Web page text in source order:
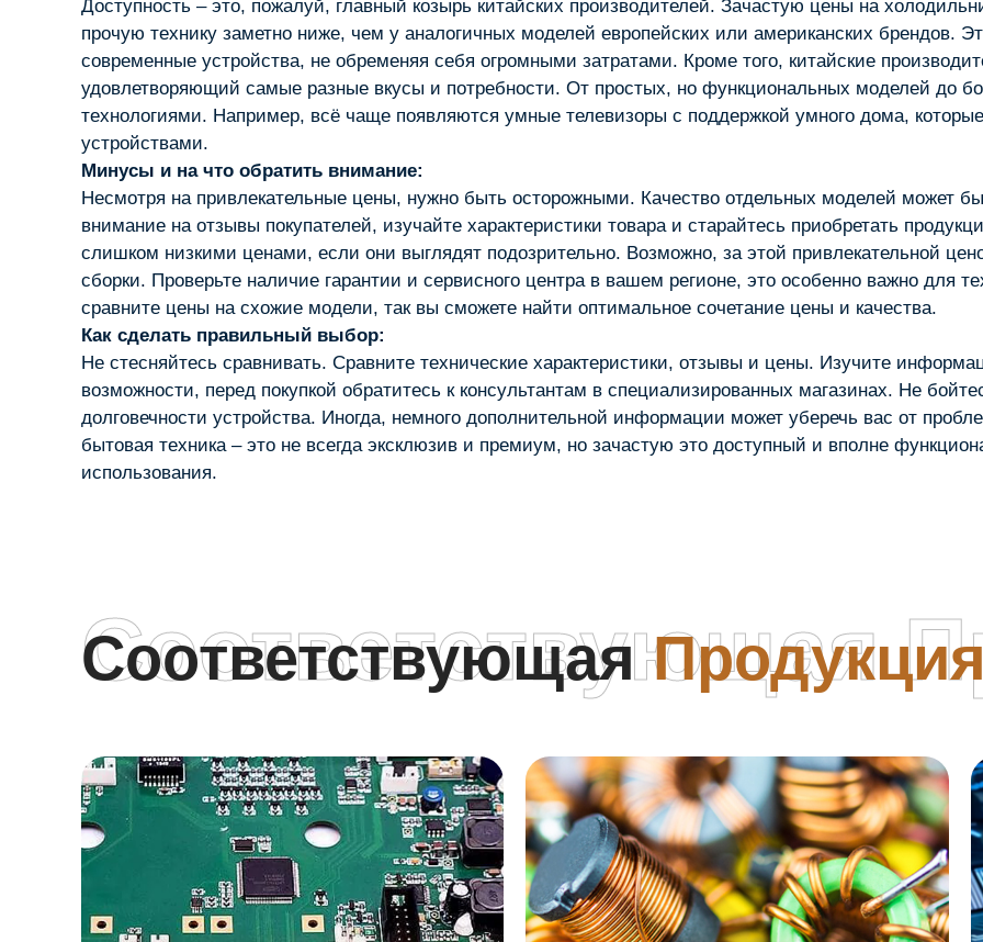
Доступность – это, пожалуй, главный козырь китайских производителей. Зачастую цены на
прочую технику заметно ниже, чем у аналогичных моделей европейских или американских брендов.
современные устройства, не обременяя себя огромными затратами. Кроме того, китайские
удовлетворяющий самые разные вкусы и потребности. От простых, но функциональных моделей до
технологиями. Например, всё чаще появляются умные телевизоры с поддержкой умного дома,
устройствами.
Минусы и на что обратить внимание:
Несмотря на привлекательные цены, нужно быть осторожными. Качество отдельных моделей может
внимание на отзывы покупателей, изучайте характеристики товара и старайтесь приобретать
слишком низкими ценами, если они выглядят подозрительно. Возможно, за этой привлекательной
сборки. Проверьте наличие гарантии и сервисного центра в вашем регионе, это особенно важно для
сравните цены на схожие модели, так вы сможете найти оптимальное сочетание цены и качества.
Как сделать правильный выбор:
Не стесняйтесь сравнивать. Сравните технические характеристики, отзывы и цены. Изучите
возможности, перед покупкой обратитесь к консультантам в специализированных магазинах. Не
долговечности устройства. Иногда, немного дополнительной информации может уберечь вас от
бытовая техника – это не всегда эксклюзив и премиум, но зачастую это доступный и вполне
использования.
Соответствующая
Соответствующая